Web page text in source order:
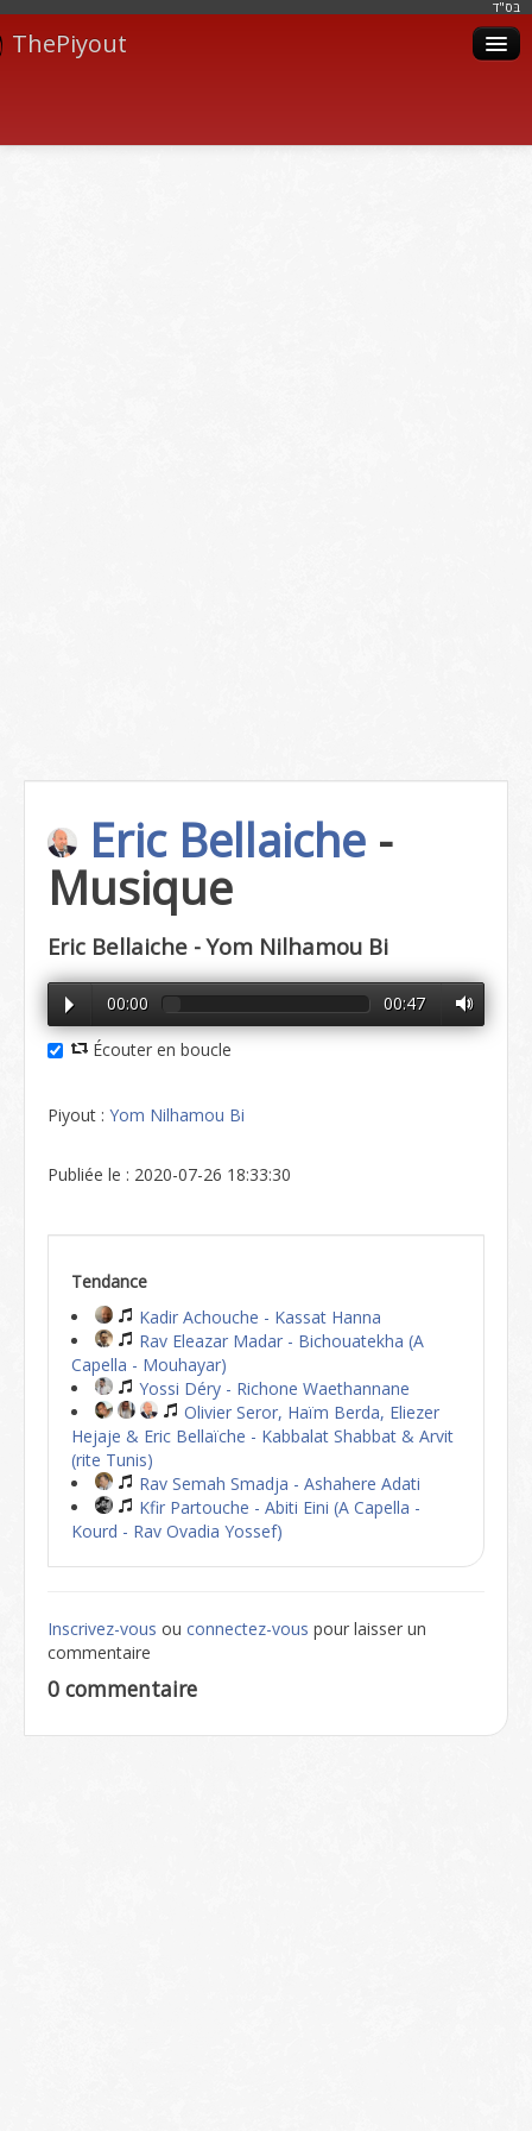
בּס"ד
ThePiyout
Eric Bellaiche -
Musique
Eric Bellaiche - Yom Nilhamou Bi
00:00 00:47
Écouter en boucle
Piyout : Yom Nilhamou Bi
Publiée le : 2020-07-26 18:33:30
Tendance
Kadir Achouche - Kassat Hanna
Rav Eleazar Madar - Bichouatekha (A
Capella - Mouhayar)
Yossi Déry - Richone Waethannane
Olivier Seror, Haïm Berda, Eliezer
Hejaje & Eric Bellaïche - Kabbalat Shabbat & Arvit
(rite Tunis)
Rav Semah Smadja - Ashahere Adati
Kfir Partouche - Abiti Eini (A Capella -
Kourd - Rav Ovadia Yossef)
Inscrivez-vous ou connectez-vous pour laisser un
commentaire
0 commentaire